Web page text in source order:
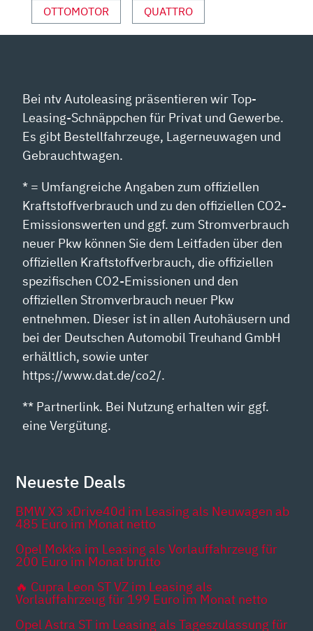
VON
YOUTUBE
OTTOMOTOR QUATTRO
Bei ntv Autoleasing präsentieren wir Top-
Leasing-Schnäppchen für Privat und Gewerbe.
Es gibt Bestellfahrzeuge, Lagerneuwagen und
Gebrauchtwagen.
* = Umfangreiche Angaben zum offiziellen
Kraftstoffverbrauch und zu den offiziellen CO2-
Emissionswerten und ggf. zum Stromverbrauch
neuer Pkw können Sie dem Leitfaden über den
offiziellen Kraftstoffverbrauch, die offiziellen
spezifischen CO2-Emissionen und den
offiziellen Stromverbrauch neuer Pkw
entnehmen. Dieser ist in allen Autohäusern und
bei der Deutschen Automobil Treuhand GmbH
erhältlich, sowie unter
https://www.dat.de/co2/.
** Partnerlink. Bei Nutzung erhalten wir ggf.
eine Vergütung.
Neueste Deals
BMW X3 xDrive40d im Leasing als Neuwagen ab
485 Euro im Monat netto
Opel Mokka im Leasing als Vorlauffahrzeug für
200 Euro im Monat brutto
🔥 Cupra Leon ST VZ im Leasing als
Vorlauffahrzeug für 199 Euro im Monat netto
Opel Astra ST im Leasing als Tageszulassung für